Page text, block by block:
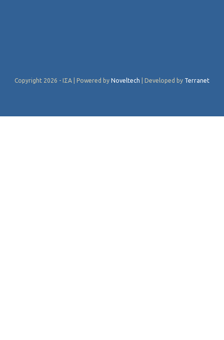
Copyright 2026 - ΙΣΑ | Powered by Noveltech | Developed by Terranet